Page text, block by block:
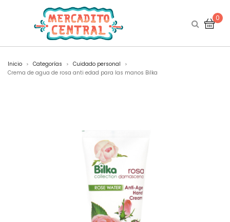
0
Inicio > Categorías > Cuidado personal >
Crema de agua de rosa anti edad para las manos Bilka